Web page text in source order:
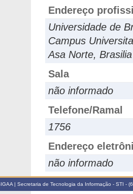
Endereço
Universidade de
Campus
Asa Norte,
Sala
não informado
Telefone/Ramal
1756
Endereço
não informado
| Secretaria de Tecnologia da Informação - STI -